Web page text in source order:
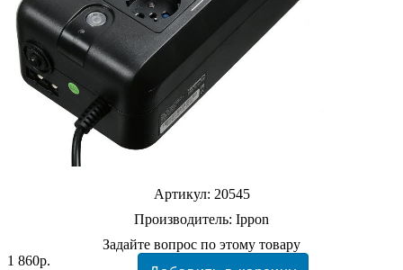
Артикул: 20545
Производитель: Ippon
Задайте вопрос по этому товару
1 860р.